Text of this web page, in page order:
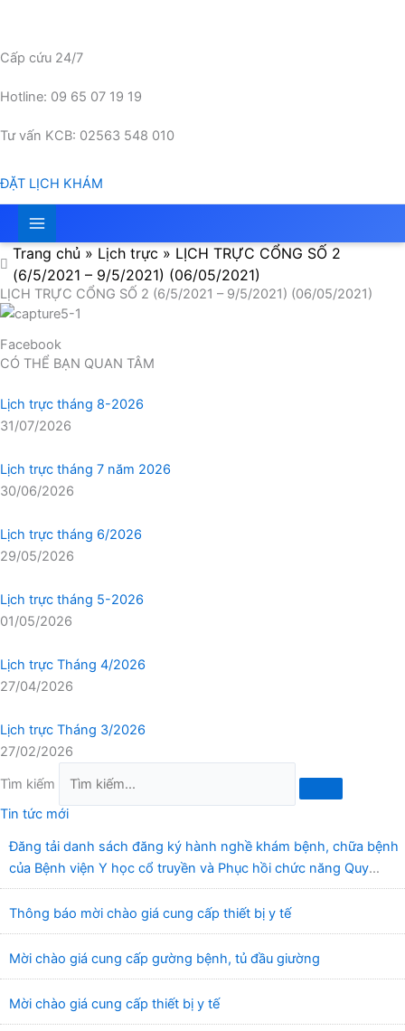
nội
Cấp cứu 24/7
Hotline: 09 65 07 19 19
Tư vấn KCB: 02563 548 010
ĐẶT LỊCH KHÁM
Trang chủ » Lịch trực » LỊCH TRỰC CỔNG SỐ 2
(6/5/2021 – 9/5/2021) (06/05/2021)
LỊCH TRỰC CỔNG SỐ 2 (6/5/2021 – 9/5/2021) (06/05/2021)
Facebook
CÓ THỂ BẠN QUAN TÂM
Lịch trực tháng 8-2026
31/07/2026
Lịch trực tháng 7 năm 2026
30/06/2026
Lịch trực tháng 6/2026
29/05/2026
Lịch trực tháng 5-2026
01/05/2026
Lịch trực Tháng 4/2026
27/04/2026
Lịch trực Tháng 3/2026
27/02/2026
Tìm kiếm
Tin tức mới
Đăng tải danh sách đăng ký hành nghề khám bệnh, chữa bệnh
của Bệnh viện Y học cổ truyền và Phục hồi chức năng Quy
Nhơn (22/6/2026)
Thông báo mời chào giá cung cấp thiết bị y tế
Mời chào giá cung cấp gường bệnh, tủ đầu giường
Mời chào giá cung cấp thiết bị y tế